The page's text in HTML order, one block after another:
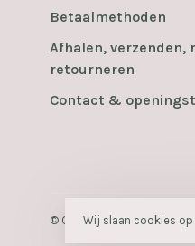
Betaalmethoden
Afhalen, verzenden,
retourneren
Contact &
© Copyright 2026 OAK-
Wij slaan cookies